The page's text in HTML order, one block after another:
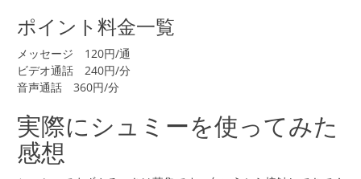
ポイント料金一覧
メッセージ 120円/通
ビデオ通話 240円/分
音声通話 360円/分
実際にシュミーを使ってみた
感想